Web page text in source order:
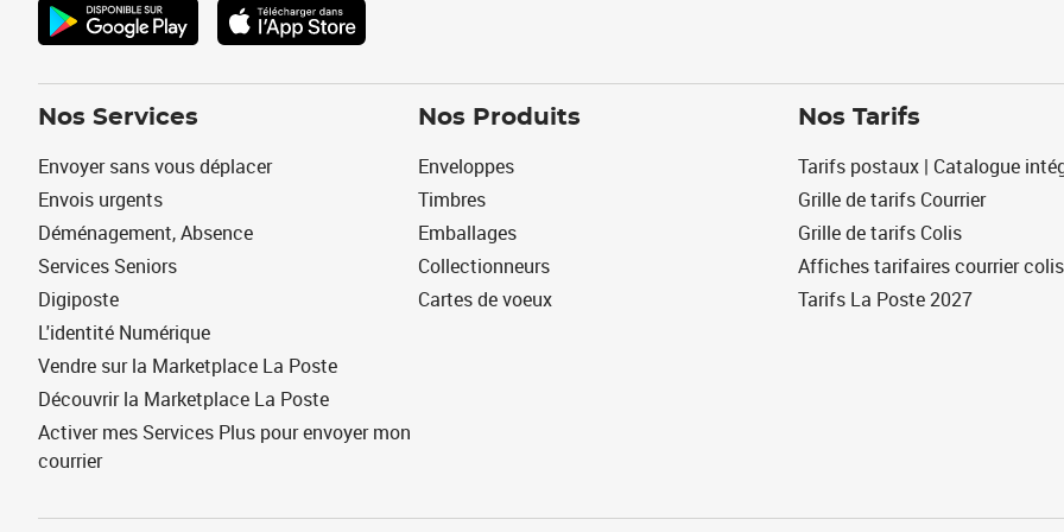
Nos Services
Envoyer sans vous déplacer
Envois urgents
Déménagement, Absence
Services Seniors
Digiposte
L'identité Numérique
Vendre sur la Marketplace La Poste
Découvrir la Marketplace La Poste
Activer mes Services Plus pour envoyer mon
courrier
Nos Produits
Enveloppes
Timbres
Emballages
Collectionneurs
Cartes de voeux
Nos Tarifs
Tarifs postaux | Catalogue
Grille de tarifs Courrier
Grille de tarifs Colis
Affiches tarifaires courrier colis
Tarifs La Poste 2027